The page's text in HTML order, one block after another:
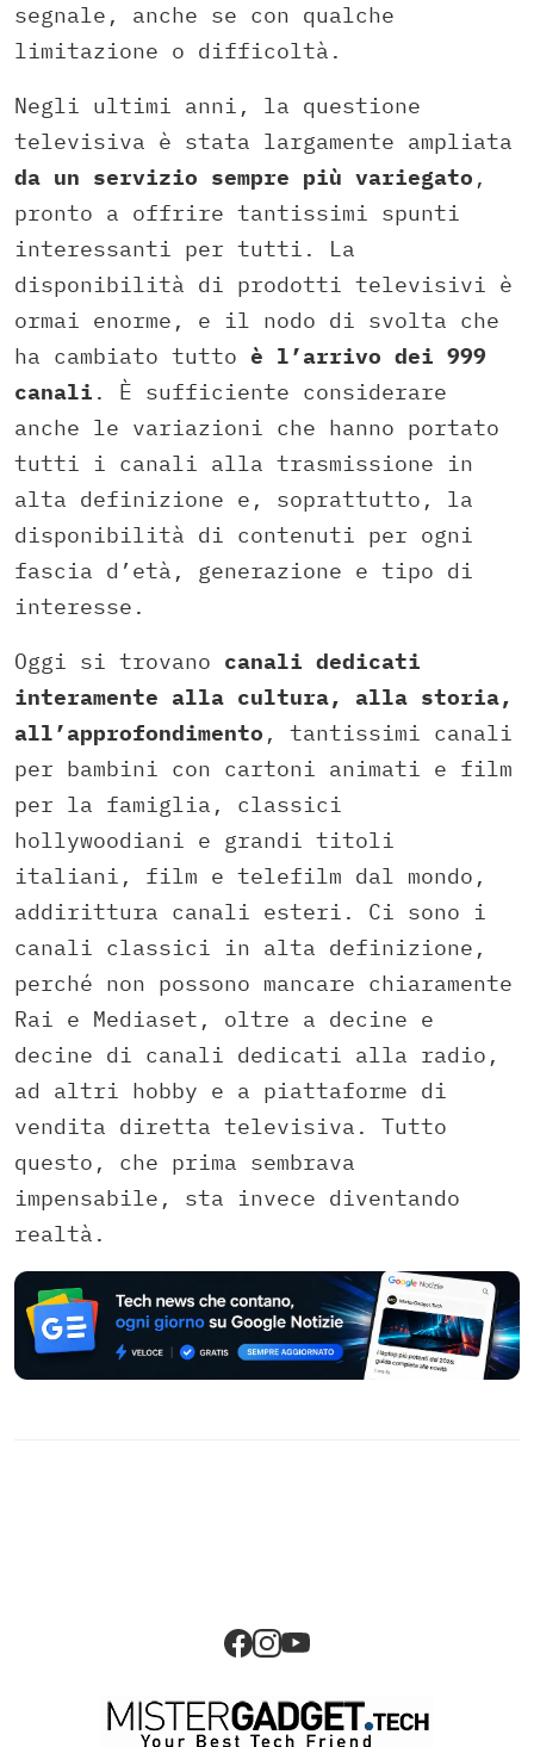
segnale, anche se con qualche
limitazione o difficoltà.
Negli ultimi anni, la questione
televisiva è stata largamente ampliata
da un servizio sempre più variegato ,
pronto a offrire tantissimi spunti
interessanti per tutti. La
disponibilità di prodotti televisivi è
ormai enorme, e il nodo di svolta che
ha cambiato tutto è l’arrivo dei 999
canali . È sufficiente considerare
anche le variazioni che hanno portato
tutti i canali alla trasmissione in
alta definizione e, soprattutto, la
disponibilità di contenuti per ogni
fascia d’età, generazione e tipo di
interesse.
Oggi si trovano canali dedicati
interamente alla cultura, alla storia,
all’approfondimento , tantissimi canali
per bambini con cartoni animati e film
per la famiglia, classici
hollywoodiani e grandi titoli
italiani, film e telefilm dal mondo,
addirittura canali esteri. Ci sono i
canali classici in alta definizione,
perché non possono mancare chiaramente
Rai e Mediaset, oltre a decine e
decine di canali dedicati alla radio,
ad altri hobby e a piattaforme di
vendita diretta televisiva. Tutto
questo, che prima sembrava
impensabile, sta invece diventando
realtà.